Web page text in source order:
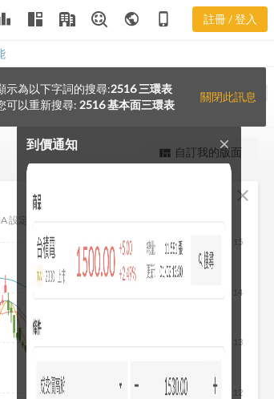
public phone_iphone 註冊 / 登入
示為以下字詞的搜尋:2516 三環表
可以重新搜尋: 2516 基本面三環表
關閉此訊息
更強大的進階價量圖表
notification_add
到價通知 close
VS
view_quilt 自訂我的版面
close
12
13
14
15
設定